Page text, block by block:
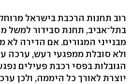
רוב תחנות הרכבת בישראל
בתל־אביב, תחנת סבידור למשל
מבנייני המגורים. אם הדירה לא
הגובלות בפסי רכבת פעילים
יוצרת לאורך כל היממה, ולכן ערכן